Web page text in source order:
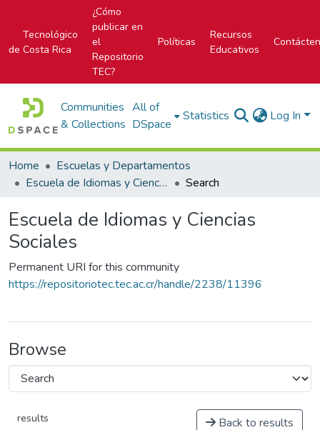
Tecnológico
de Costa Rica
¿Cómo
publicar en
el
Repositorio
TEC?
Políticas
Recursos
Educativos
Communities
& Collections
All of
DSpace
Statistics Log In
Home
Escuelas y Departamentos
Escuela de Idiomas y Ciencias Sociales
Search
Escuela de Idiomas y Ciencias
Sociales
Permanent URI for this community
https://repositoriotec.tec.ac.cr/handle/2238/11396
Browse
results Back to results